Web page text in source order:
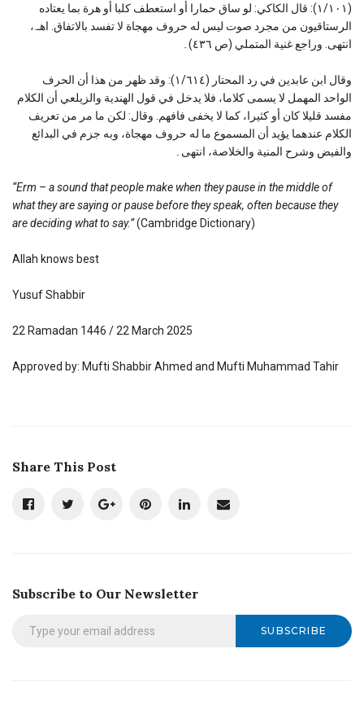
(١/١٠١): قال الكاكي: لو ساق حمارا أو استعطف كلبا أو هرة بما يعتاده
الرستاقيون من مجرد صوت ليس له حروف مهجاة لا تفسد بالاتفاق. اهـ.،
انتهى. وراجع غنية المتملي (ص ٤٣٦)۔
وقال ابن عابدين في رد المحتار (١/٦١٤): وقد ظهر من هذا أن الحرف
الواحد المهمل لا يسمى كلاما، فلا يدخل في قول الهندية والزيلعي أن الكلام
مفسد قليلا كان أو كثيرا، كما لا يخفى فافهم. وقال: لكن ما مر من تعريف
الكلام عندهما يؤيد أن المسموع ما له حروف مهجاة، وبه جزم في البدائع
والفيض وشرح المنية والخلاصة، انتهى۔
“Erm – a sound that people make when they pause in the middle of
what they are saying or pause before they speak, often because they
are deciding what to say.”(Cambridge Dictionary)
Allah knows best
Yusuf Shabbir
22 Ramadan 1446 / 22 March 2025
Approved by: Mufti Shabbir Ahmed and Mufti Muhammad Tahir
Share This Post
Subscribe to Our Newsletter
SUBSCRIBE